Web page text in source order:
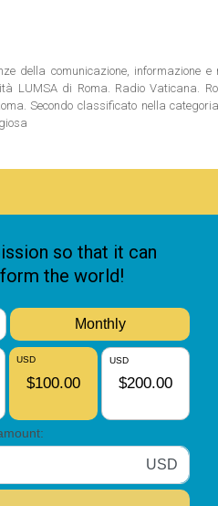
della comunicazione, informazione
LUMSA di Roma. Radio Vaticana.
Secondo classificato nella